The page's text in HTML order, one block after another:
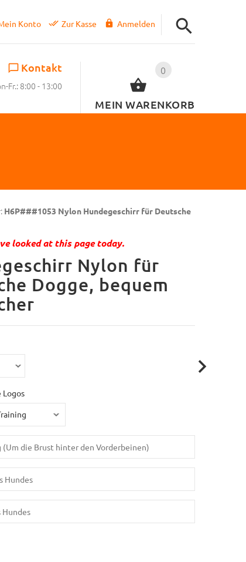
Konto Zur Kasse Anmelden
0
MEIN WARENKORB
Kontakt
Fr.: 8:00 - 13:00
H6P###1053 Nylon Hundegeschirr für Deutsche
looked at this page today.
Nylon für
Dogge, bequem
Logos